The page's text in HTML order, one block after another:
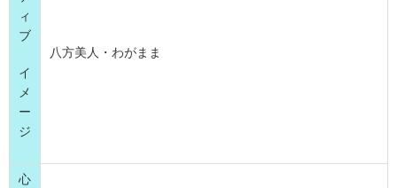
ィ
ブ
イ
メ
ー
ジ
八方美人・わがまま
心